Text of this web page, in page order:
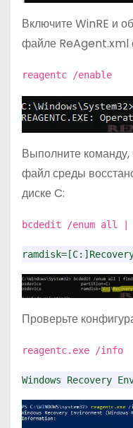
Включите WinRE и
файле ReAgent.xml
reagentc /enable
Выполните команду,
файл среды
диске C:
bcdedit /enum all |
Проверьте
reagentc.exe /info
Windows Recovery